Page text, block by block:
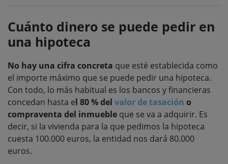
Cuánto dinero se puede pedir en
una hipoteca
No hay una cifra concreta que esté establecida como
el importe máximo que se puede pedir una hipoteca.
Con todo, lo más habitual es los bancos y financieras
concedan hasta el 80 % del valor de tasación o
compraventa del inmueble que se va a adquirir. Es
decir, si la vivienda para la que pedimos la hipoteca
cuesta 100.000 euros, la entidad nos dará 80.000
euros.